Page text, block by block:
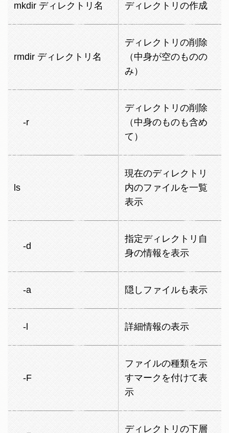
mkdir ディレクトリ名 ディレクトリの作成
rmdir ディレクトリ名
ディレクトリの削除
（中身が空のものの
み）
-r
ディレクトリの削除
（中身のものも含め
て）
ls
現在のディレクトリ
内のファイルを一覧
表示
-d
指定ディレクトリ自
身の情報を表示
-a 隠しファイルも表示
-l 詳細情報の表示
-F
ファイルの種類を示
すマークを付けて表
示
ディレクトリの下層